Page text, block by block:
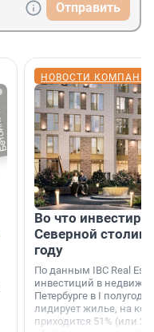
Отправить
НОВОСТИ
Во что
Северной
году
По данным IBC Real
инвестиций в
Петербурге в I
лидирует жилье, на
приходится 51% (или